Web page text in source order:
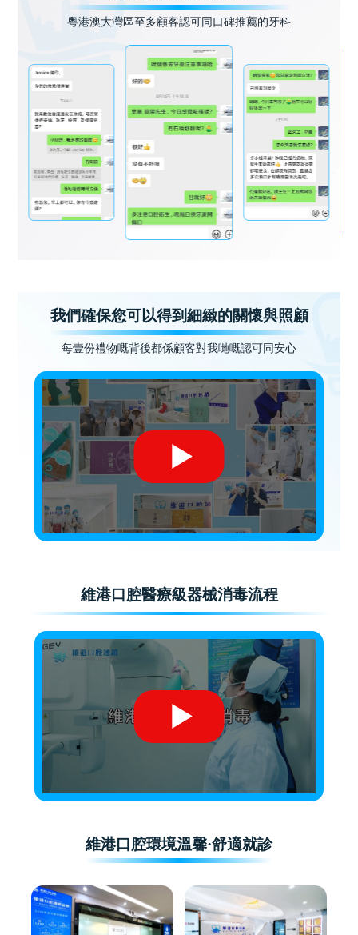
粵港澳大灣區至多顧客認可同口碑推薦的牙科
我們確保您可以得到細緻的關懷與照顧
每壹份禮物嘅背後都係顧客對我哋嘅認可同安心
維港口腔醫療級器械消毒流程
維港口腔環境溫馨·舒適就診